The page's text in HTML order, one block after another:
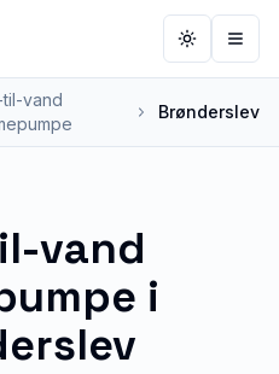
ToggleÅbn
vand
Brønderslev
vand
i